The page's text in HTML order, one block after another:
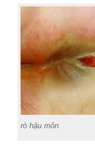
rò hậu môn